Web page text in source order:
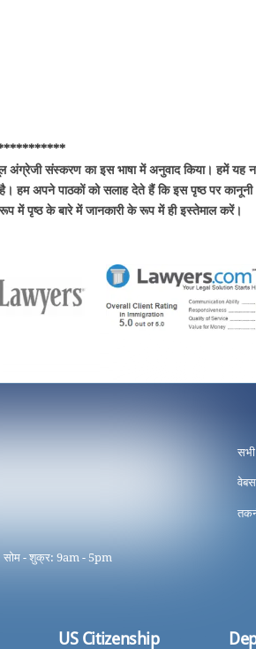
संस्करण का इस भाषा में अनुवाद किया। हमें यह
हम अपने पाठकों को सलाह देते हैं कि इस पृष्ठ पर कानूनी
में पृष्ठ के बारे में जानकारी के रूप में ही इस्तेमाल करें।
सोम - शुक्र: 9am - 5pm
US Citizenship